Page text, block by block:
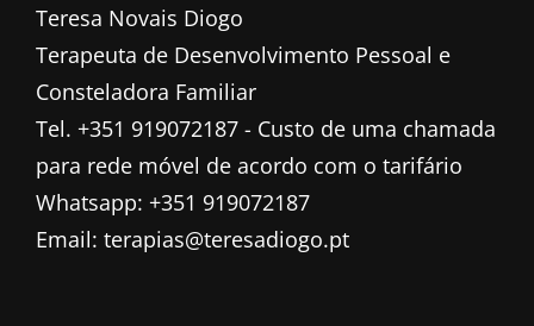
Teresa Novais Diogo
Terapeuta de Desenvolvimento Pessoal e
Consteladora Familiar
Tel. +351 919072187 - Custo de uma chamada
para rede móvel de acordo com o tarifário
Whatsapp: +351 919072187
Email: terapias@teresadiogo.pt